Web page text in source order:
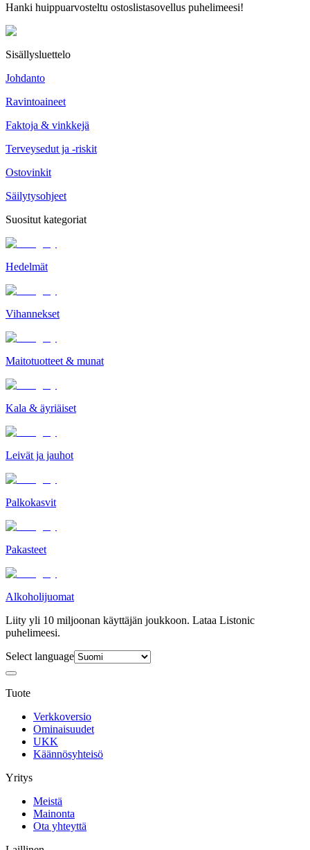
Hanki huippuarvosteltu ostoslistasovellus puhelimeesi!
Sisällysluettelo
Johdanto
Ravintoaineet
Faktoja & vinkkejä
Terveysedut ja -riskit
Ostovinkit
Säilytysohjeet
Suositut kategoriat
Hedelmät
Vihannekset
Maitotuotteet & munat
Kala & äyriäiset
Leivät ja jauhot
Palkokasvit
Pakasteet
Alkoholijuomat
Liity yli 10 miljoonan käyttäjän joukkoon. Lataa Listonic
puhelimeesi.
Select language
Tuote
Verkkoversio
Ominaisuudet
UKK
Käännösyhteisö
Yritys
Meistä
Mainonta
Ota yhteyttä